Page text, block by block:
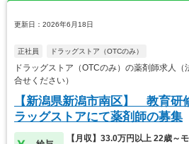
更新日：2026年6月18日
正社員 ドラッグストア（OTCのみ）
ドラッグストア（OTCのみ）の薬剤師求人
合せください）
【新潟県新潟市南区】 教育研
ラッグストアにて薬剤師の募集
【月収】33.0万円以上 22歳～